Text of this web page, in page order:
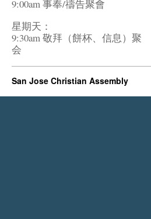
9:00am 事奉/禱告聚會
星期天：
9:30am 敬拜（餅杯、信息）聚
会
San Jose Christian Assembly